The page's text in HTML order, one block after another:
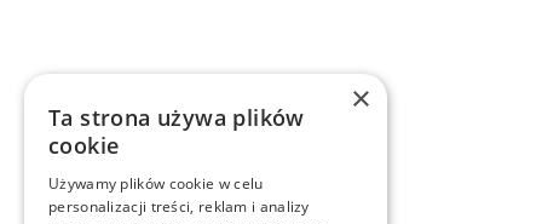
×
Ta strona używa plików
cookie
Używamy plików cookie w celu
personalizacji treści, reklam i analizy